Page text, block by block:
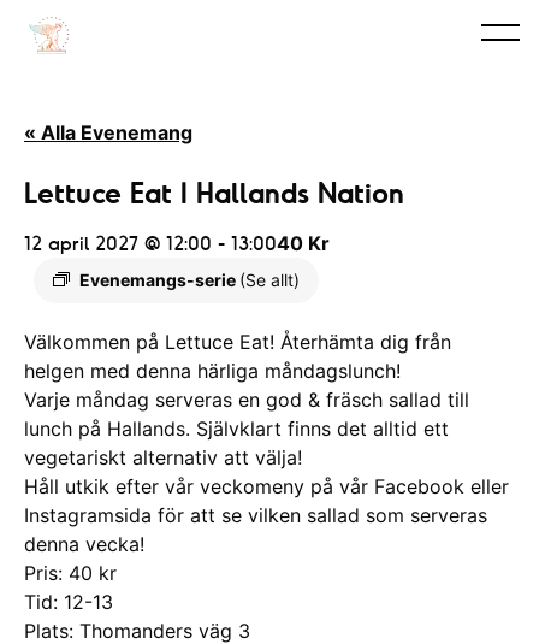
« Alla Evenemang
Lettuce Eat I Hallands Nation
12 april 2027 @ 12:00 - 13:00
Evenemangs-serie (Se allt)
40 Kr
Välkommen på Lettuce Eat! Återhämta dig från
helgen med denna härliga måndagslunch!
Varje måndag serveras en god & fräsch sallad till
lunch på Hallands. Självklart finns det alltid ett
vegetariskt alternativ att välja!
Håll utkik efter vår veckomeny på vår Facebook eller
Instagramsida för att se vilken sallad som serveras
denna vecka!
Pris: 40 kr
Tid: 12-13
Plats: Thomanders väg 3